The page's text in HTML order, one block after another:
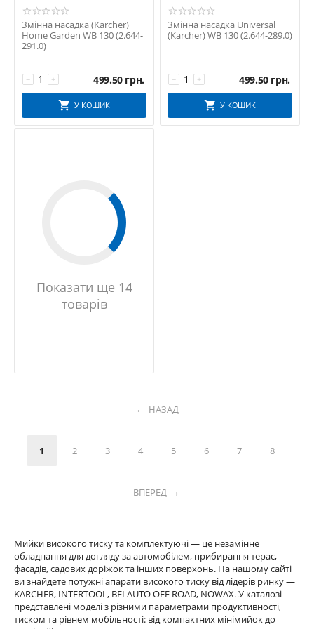
Змінна насадка (Karcher)
Home Garden WB 130 (2.644-
291.0)
+
− 499.50 грн.
У КОШИК
Змінна насадка Universal
(Karcher) WB 130 (2.644-289.0)
+
− 499.50 грн.
У КОШИК
Показати ще 14
товарів
НАЗАД
1 2 3 4 5 6 7 8
ВПЕРЕД
Мийки високого тиску та комплектуючі — це незамінне
обладнання для догляду за автомобілем, прибирання терас,
фасадів, садових доріжок та інших поверхонь. На нашому сайті
ви знайдете потужні апарати високого тиску від лідерів ринку —
KARCHER, INTERTOOL, BELAUTO OFF ROAD, NOWAX. У каталозі
представлені моделі з різними параметрами продуктивності,
тиском та рівнем мобільності: від компактних мінімийок до